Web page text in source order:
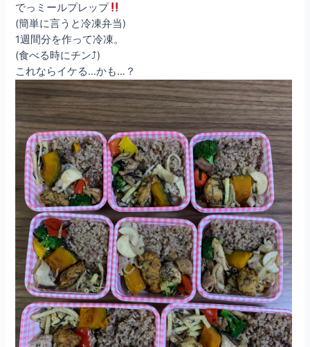
でっミールプレップ
(簡単に言うと冷凍弁当)
1週間分を作って冷凍。
(食べる時にチン⤴︎)
これならイケる…かも…？